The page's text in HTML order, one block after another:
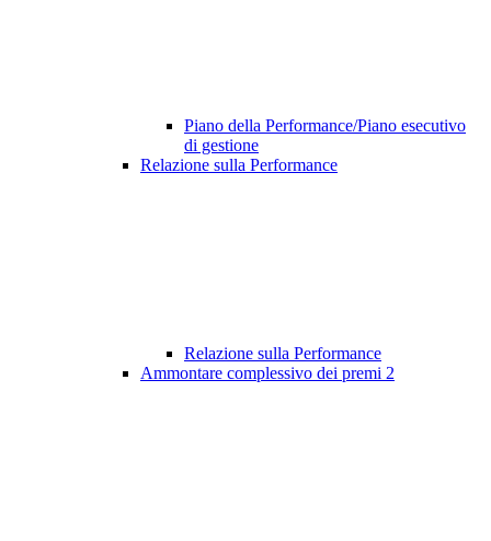
Piano della Performance/Piano esecutivo
di gestione
Relazione sulla Performance
Relazione sulla Performance
Ammontare complessivo dei premi 2